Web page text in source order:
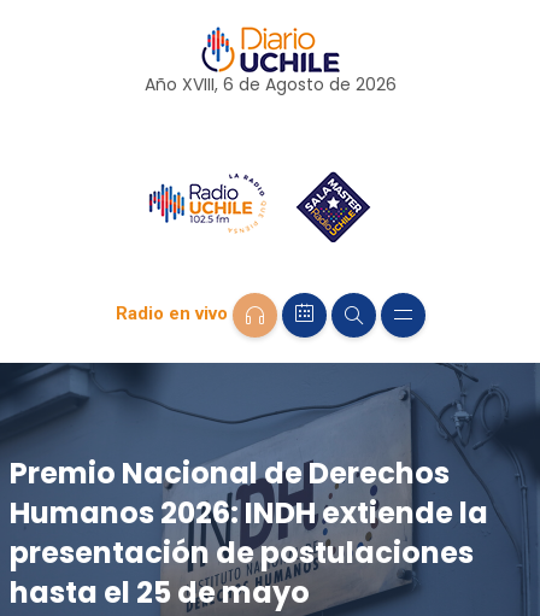
Año XVIII, 6 de Agosto de 2026
Radio en vivo
Premio Nacional de Derechos
Humanos 2026: INDH extiende la
presentación de postulaciones
hasta el 25 de mayo